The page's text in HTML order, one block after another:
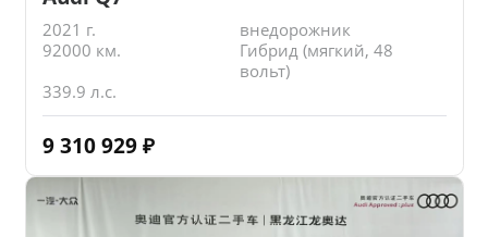
2021 г.
внедорожник
92000 км.
Гибрид (мягкий, 48
вольт)
339.9 л.с.
9 310 929 ₽